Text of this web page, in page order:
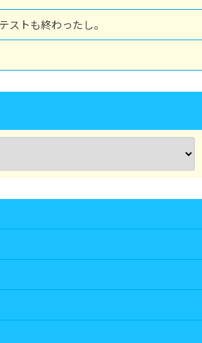
ストも終わったし。